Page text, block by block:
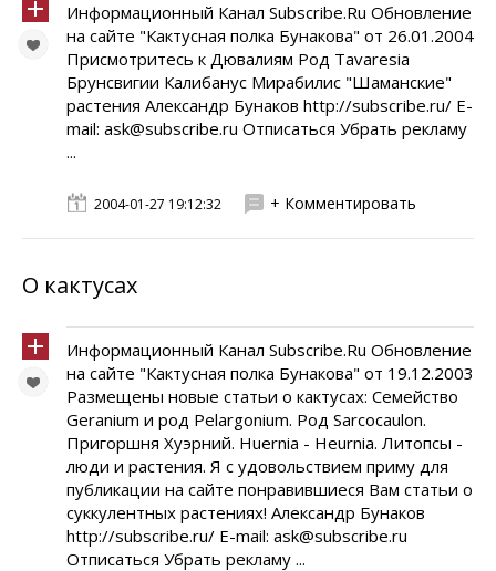
Информационный Канал Subscribe.Ru Обновление
на сайте "Кактусная полка Бунакова" от 26.01.2004
Присмотритесь к Дювалиям Род Tavaresia
Брунсвигии Калибанус Мирабилис "Шаманские"
растения Александр Бунаков http://subscribe.ru/ E-
mail: ask@subscribe.ru Отписаться Убрать рекламу
...
2004-01-27 19:12:32 + Комментировать
О кактусах
Информационный Канал Subscribe.Ru Обновление
на сайте "Кактусная полка Бунакова" от 19.12.2003
Размещены новые статьи о кактусах: Семейство
Geranium и род Pelargonium. Род Sarcocaulon.
Пригоршня Хуэрний. Huernia - Heurnia. Литопсы -
люди и растения. Я с удовольствием приму для
публикации на сайте понравившиеся Вам статьи о
суккулентных растениях! Александр Бунаков
http://subscribe.ru/ E-mail: ask@subscribe.ru
Отписаться Убрать рекламу ...